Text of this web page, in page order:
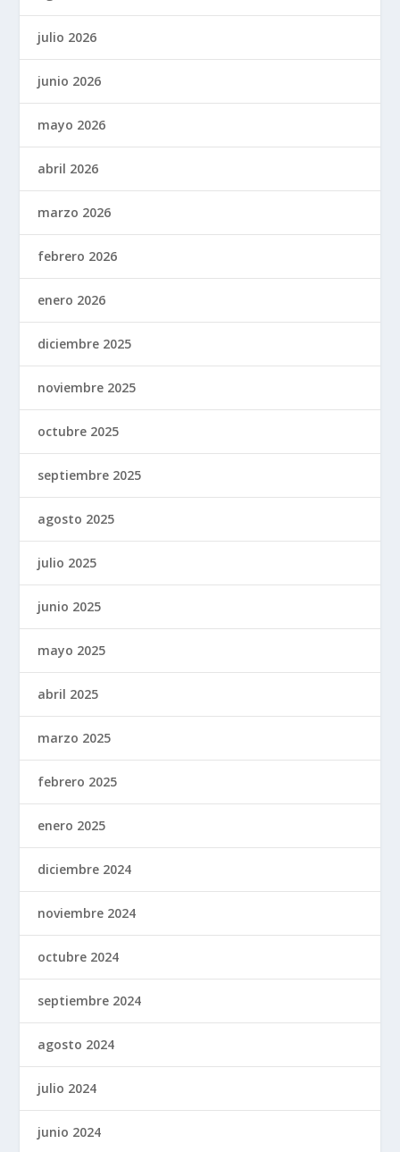
julio 2026
junio 2026
mayo 2026
abril 2026
marzo 2026
febrero 2026
enero 2026
diciembre 2025
noviembre 2025
octubre 2025
septiembre 2025
agosto 2025
julio 2025
junio 2025
mayo 2025
abril 2025
marzo 2025
febrero 2025
enero 2025
diciembre 2024
noviembre 2024
octubre 2024
septiembre 2024
agosto 2024
julio 2024
junio 2024